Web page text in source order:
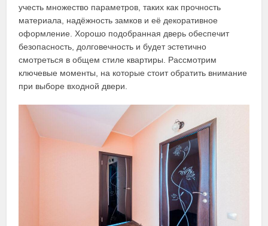
учесть множество параметров, таких как прочность
материала, надёжность замков и её декоративное
оформление. Хорошо подобранная дверь обеспечит
безопасность, долговечность и будет эстетично
смотреться в общем стиле квартиры. Рассмотрим
ключевые моменты, на которые стоит обратить внимание
при выборе входной двери.